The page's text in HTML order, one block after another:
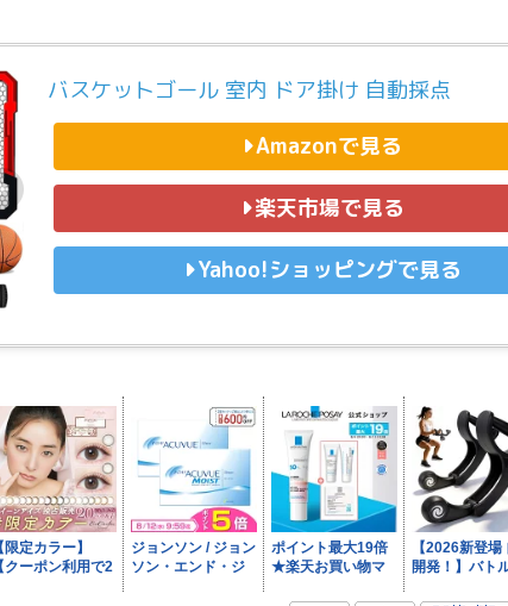
バスケットゴール 室内 ドア掛け 自動採点
Amazonで見る
楽天市場で見る
Yahoo!ショッピングで見る